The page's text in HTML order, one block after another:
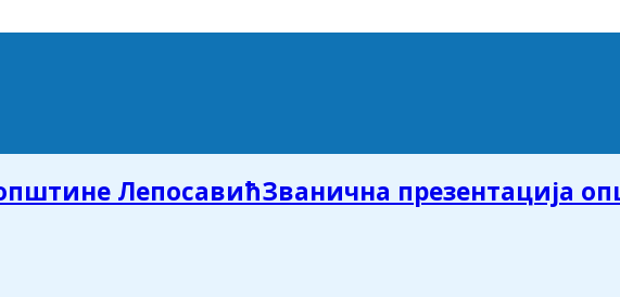
Званична презентација